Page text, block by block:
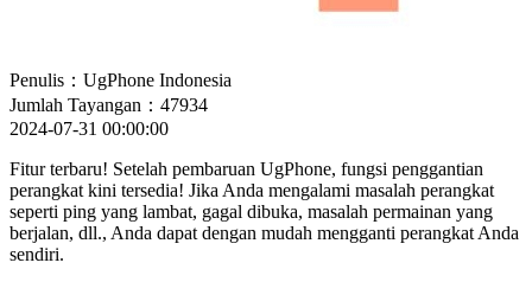
Penulis：UgPhone Indonesia
Jumlah Tayangan：47934
2024-07-31 00:00:00
Fitur terbaru! Setelah pembaruan UgPhone, fungsi penggantian
perangkat kini tersedia! Jika Anda mengalami masalah perangkat
seperti ping yang lambat, gagal dibuka, masalah permainan yang
berjalan, dll., Anda dapat dengan mudah mengganti perangkat Anda
sendiri.